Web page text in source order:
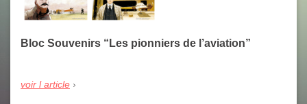
Bloc Souvenirs “Les pionniers de l’aviation”
voir l article